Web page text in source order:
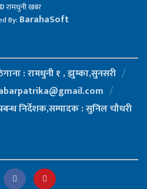
रामधुनी खबर
By: BarahaSoft
: रामधुनी १ , झुम्का,सुनसरी
निर्देशक,सम्पादक : सुनिल चौधरी